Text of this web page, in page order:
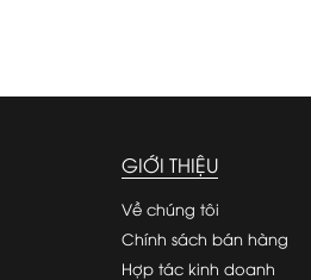
GIỚI THIỆU
Về chúng tôi
Chính sách bán hàng
Hợp tác kinh doanh